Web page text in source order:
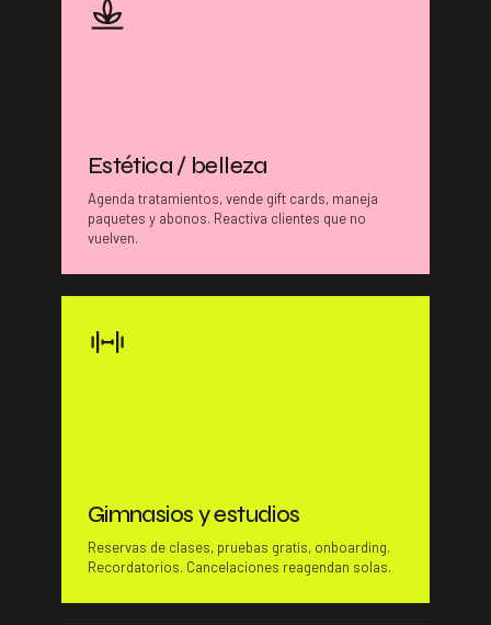
Estética / belleza
Agenda tratamientos, vende gift cards, maneja
paquetes y abonos. Reactiva clientes que no
vuelven.
Gimnasios y estudios
Reservas de clases, pruebas gratis, onboarding.
Recordatorios. Cancelaciones reagendan solas.